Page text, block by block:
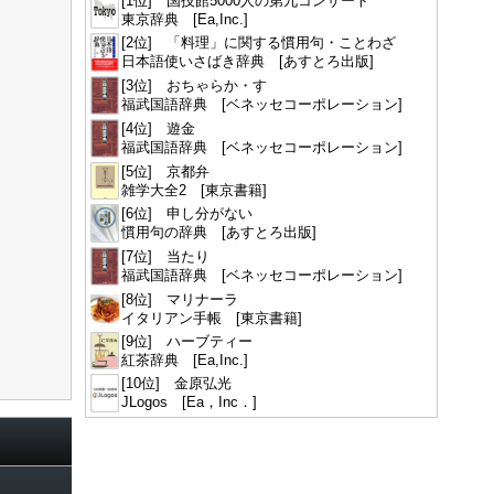
東京辞典 [Ea,Inc.]
[2位] 「料理」に関する慣用句・ことわざ
日本語使いさばき辞典 [あすとろ出版]
[3位] おちゃらか・す
福武国語辞典 [ベネッセコーポレーション]
[4位] 遊金
福武国語辞典 [ベネッセコーポレーション]
[5位] 京都弁
雑学大全2 [東京書籍]
[6位] 申し分がない
慣用句の辞典 [あすとろ出版]
[7位] 当たり
福武国語辞典 [ベネッセコーポレーション]
[8位] マリナーラ
イタリアン手帳 [東京書籍]
[9位] ハーブティー
紅茶辞典 [Ea,Inc.]
[10位] 金原弘光
JLogos [Ea，Inc．]